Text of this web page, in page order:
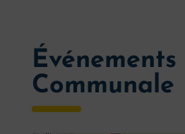
Événements
Communale